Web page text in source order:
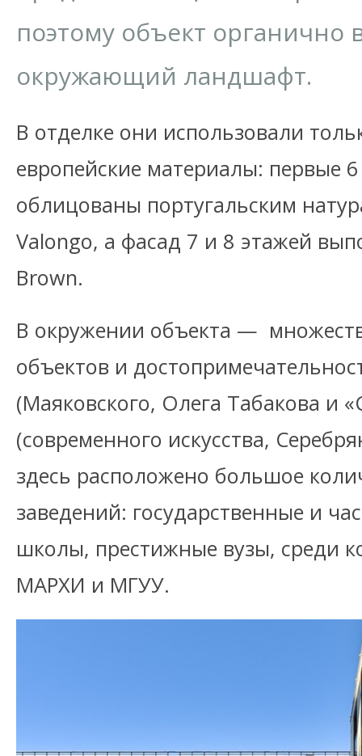
поэтому объект органично
окружающий ландшафт.
В отделке они использовали
европейские материалы: первые
облицованы португальским
Valongo, а фасад 7 и 8 этажей
Brown.
В окружении объекта —
объектов и
(Маяковского, Олега Табакова и
(современного искусства,
здесь расположено большое
заведений: государственные и
школы, престижные вузы, среди
МАРХИ и МГУУ.